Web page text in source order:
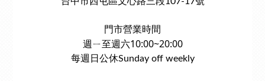
門市營業時間
週ㄧ至週六10:00~20:00
每週日公休Sunday off weekly